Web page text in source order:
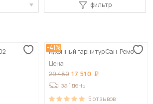
фильтр
-41%
Кухонный гарнитур Сан-Ремо
Цена
29 480 17 510
за 1 день
5отзывов